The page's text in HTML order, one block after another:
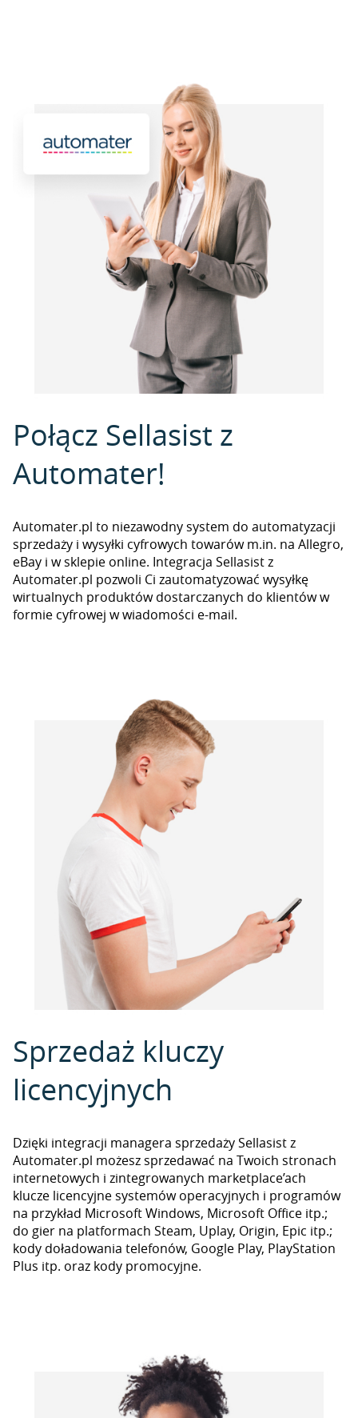
Połącz Sellasist z
Automater!
Automater.pl to niezawodny system do automatyzacji
sprzedaży i wysyłki cyfrowych towarów m.in. na Allegro,
eBay i w sklepie online. Integracja Sellasist z
Automater.pl pozwoli Ci zautomatyzować wysyłkę
wirtualnych produktów dostarczanych do klientów w
formie cyfrowej w wiadomości e-mail.
Sprzedaż kluczy
licencyjnych
Dzięki integracji managera sprzedaży Sellasist z
Automater.pl możesz sprzedawać na Twoich stronach
internetowych i zintegrowanych marketplace’ach
klucze licencyjne systemów operacyjnych i programów
na przykład Microsoft Windows, Microsoft Office itp.;
do gier na platformach Steam, Uplay, Origin, Epic itp.;
kody doładowania telefonów, Google Play, PlayStation
Plus itp. oraz kody promocyjne.